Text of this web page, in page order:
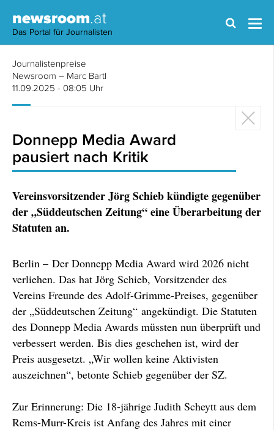
newsroom.at
Das Portal für Journalisten
Journalistenpreise
Newsroom – Marc Bartl
11.09.2025 - 08:05 Uhr
Donnepp Media Award
pausiert nach Kritik
Vereinsvorsitzender Jörg Schieb kündigte gegenüber
der „Süddeutschen Zeitung“ eine Überarbeitung der
Statuten an.
Berlin – Der Donnepp Media Award wird 2026 nicht
verliehen. Das hat Jörg Schieb, Vorsitzender des
Vereins Freunde des Adolf-Grimme-Preises, gegenüber
der „Süddeutschen Zeitung“ angekündigt. Die Statuten
des Donnepp Media Awards müssten nun überprüft und
verbessert werden. Bis dies geschehen ist, wird der
Preis ausgesetzt. „Wir wollen keine Aktivisten
auszeichnen“, betonte Schieb gegenüber der SZ.
Zur Erinnerung: Die 18-jährige Judith Scheytt aus dem
Rems-Murr-Kreis ist Anfang des Jahres mit einer